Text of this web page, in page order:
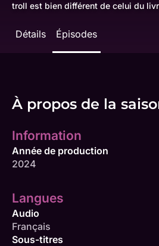
troll est bien différent de celui du
Détails Épisodes
À propos de la
Information
Année de production
2024
Langues
Audio
Français
Sous-titres